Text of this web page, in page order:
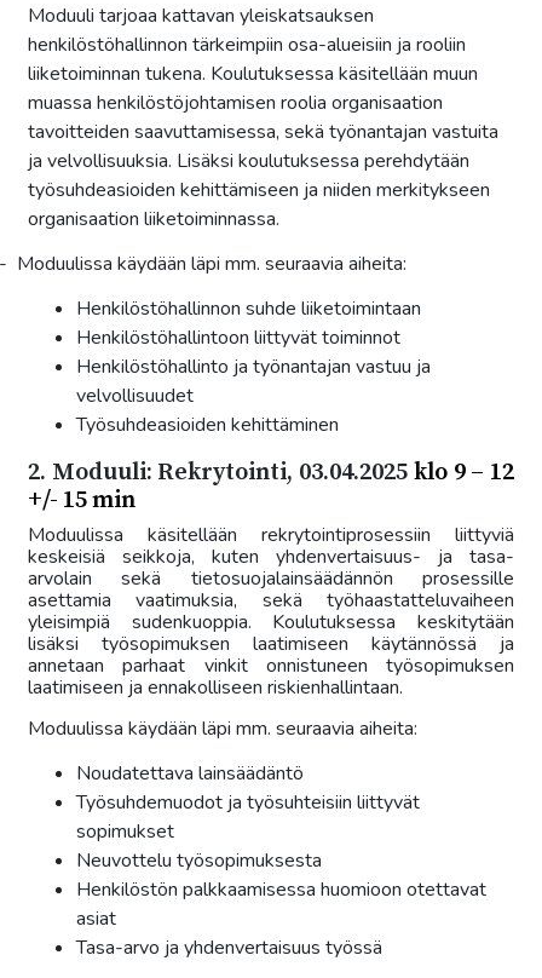
Moduuli tarjoaa kattavan yleiskatsauksen
henkilöstöhallinnon tärkeimpiin osa-alueisiin ja rooliin
liiketoiminnan tukena. Koulutuksessa käsitellään muun
muassa henkilöstöjohtamisen roolia organisaation
tavoitteiden saavuttamisessa, sekä työnantajan vastuita
ja velvollisuuksia. Lisäksi koulutuksessa perehdytään
työsuhdeasioiden kehittämiseen ja niiden merkitykseen
organisaation liiketoiminnassa.
- Moduulissa käydään läpi mm. seuraavia aiheita:
Henkilöstöhallinnon suhde liiketoimintaan
Henkilöstöhallintoon liittyvät toiminnot
Henkilöstöhallinto ja työnantajan vastuu ja
velvollisuudet
Työsuhdeasioiden kehittäminen
2. Moduuli: Rekrytointi, 03.04.2025 klo 9 – 12
+/- 15 min
Moduulissa käsitellään rekrytointiprosessiin liittyviä
keskeisiä seikkoja, kuten yhdenvertaisuus- ja tasa-
arvolain sekä tietosuojalainsäädännön prosessille
asettamia vaatimuksia, sekä työhaastatteluvaiheen
yleisimpiä sudenkuoppia. Koulutuksessa keskitytään
lisäksi työsopimuksen laatimiseen käytännössä ja
annetaan parhaat vinkit onnistuneen työsopimuksen
laatimiseen ja ennakolliseen riskienhallintaan.
Moduulissa käydään läpi mm. seuraavia aiheita:
Noudatettava lainsäädäntö
Työsuhdemuodot ja työsuhteisiin liittyvät
sopimukset
Neuvottelu työsopimuksesta
Henkilöstön palkkaamisessa huomioon otettavat
asiat
Tasa-arvo ja yhdenvertaisuus työssä